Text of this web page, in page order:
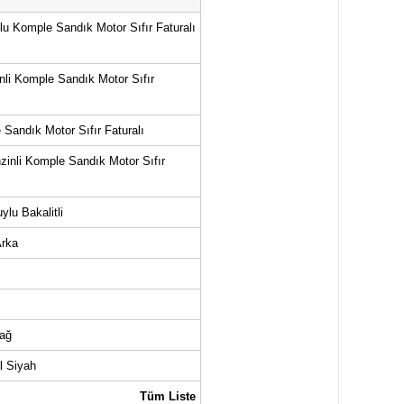
Komple Sandık Motor Sıfır Faturalı
Komple Sandık Motor Sıfır
Motor Sıfır Faturalı
Komple Sandık Motor Sıfır
Bakalitli
Siyah
Tüm Liste